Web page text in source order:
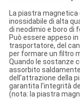
La piastra
inossidabile di alta
di neodimio e boro di
Può essere appeso
trasportatore, del
per formare un filtro
Quando le sostanze
assorbito
dell'attrazione della
garantita l'integrità
(nota: la piastra